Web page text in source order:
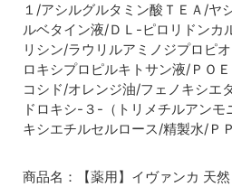
１/アシルグルタミン酸ＴＥＡ/ヤ
ルベタイン液/ＤＬ-ピロリドンカ
リシン/ラウリルアミノジプロピ
ロキシプロピルキトサン液/ＰＯ
コシド/オレンジ油/フェノキシエ
ドロキシ-３-（トリメチルアンモ
キシエチルセルロース/精製水/Ｐ
商品名：【薬用】イヴァンカ 天